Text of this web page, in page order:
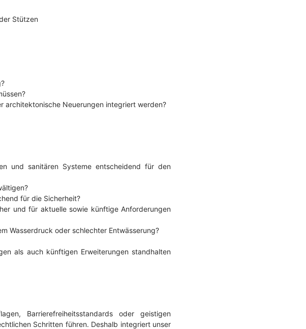
Stützen
architektonische Neuerungen integriert werden?
und sanitären Systeme entscheidend für den
für die Sicherheit?
und für aktuelle sowie künftige Anforderungen
Wasserdruck oder schlechter Entwässerung?
als auch künftigen Erweiterungen standhalten
Barrierefreiheitsstandards oder geistigen
Schritten führen. Deshalb integriert unser